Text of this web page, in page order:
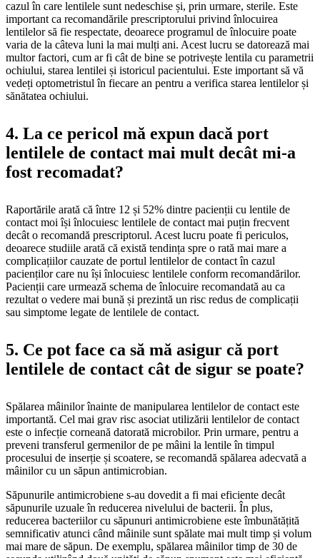
cazul în care lentilele sunt nedeschise și, prin urmare, sterile. Este
important ca recomandările prescriptorului privind înlocuirea
lentilelor să fie respectate, deoarece programul de înlocuire poate
varia de la câteva luni la mai mulți ani. Acest lucru se datorează mai
multor factori, cum ar fi cât de bine se potrivește lentila cu parametrii
ochiului, starea lentilei și istoricul pacientului. Este important să vă
vedeți optometristul în fiecare an pentru a verifica starea lentilelor și
sănătatea ochiului.
4. La ce pericol mă expun dacă port
lentilele de contact mai mult decât mi-a
fost recomadat?
Raportările arată că între 12 și 52% dintre pacienții cu lentile de
contact moi își înlocuiesc lentilele de contact mai puțin frecvent
decât o recomandă prescriptorul. Acest lucru poate fi periculos,
deoarece studiile arată că există tendința spre o rată mai mare a
complicațiilor cauzate de portul lentilelor de contact în cazul
pacienților care nu își înlocuiesc lentilele conform recomandărilor.
Pacienții care urmează schema de înlocuire recomandată au ca
rezultat o vedere mai bună și prezintă un risc redus de complicații
sau simptome legate de lentilele de contact.
5. Ce pot face ca să mă asigur că port
lentilele de contact cât de sigur se poate?
Spălarea mâinilor înainte de manipularea lentilelor de contact este
importantă. Cel mai grav risc asociat utilizării lentilelor de contact
este o infecție corneană datorată microbilor. Prin urmare, pentru a
preveni transferul germenilor de pe mâini la lentile în timpul
procesului de inserție și scoatere, se recomandă spălarea adecvată a
mâinilor cu un săpun antimicrobian.
Săpunurile antimicrobiene s-au dovedit a fi mai eficiente decât
săpunurile uzuale în reducerea nivelului de bacterii. În plus,
reducerea bacteriilor cu săpunuri antimicrobiene este îmbunătățită
semnificativ atunci când mâinile sunt spălate mai mult timp și volum
mai mare de săpun. De exemplu, spălarea mâinilor timp de 30 de